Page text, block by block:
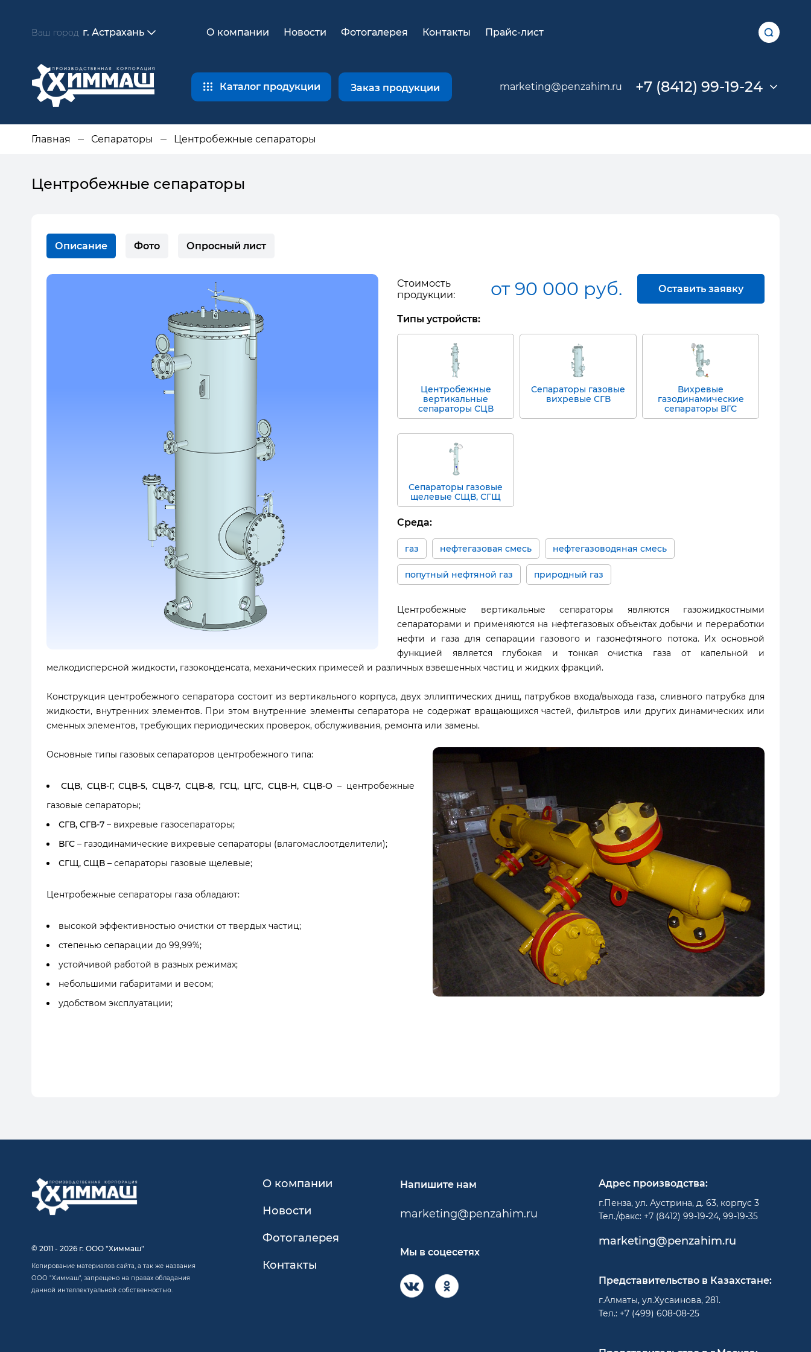
Ваш город г. Астрахань О компании Новости Фотогалерея Контакты Прайс-лист
Каталог продукции Заказ продукции marketing@penzahim.ru +7 (8412) 99-19-24
Главная Сепараторы Центробежные сепараторы
Центробежные сепараторы
Описание Фото Опросный лист
Стоимость
продукции:
от 90 000 руб. Оставить заявку
Типы устройств:
Центробежные
вертикальные
сепараторы СЦВ
Сепараторы газовые
вихревые СГВ
Вихревые
газодинамические
сепараторы ВГС
Сепараторы газовые
щелевые СЩВ, СГЩ
Среда:
газ нефтегазовая смесь нефтегазоводяная смесь
попутный нефтяной газ природный газ
Центробежные вертикальные сепараторы являются газожидкостными
сепараторами и применяются на нефтегазовых объектах добычи и переработки
нефти и газа для сепарации газового и газонефтяного потока. Их основной
функцией является глубокая и тонкая очистка газа от капельной и
мелкодисперсной жидкости, газоконденсата, механических примесей и различных взвешенных частиц и жидких фракций.
Конструкция центробежного сепаратора состоит из вертикального корпуса, двух эллиптических днищ, патрубков входа/выхода газа, сливного патрубка для
жидкости, внутренних элементов. При этом внутренние элементы сепаратора не содержат вращающихся частей, фильтров или других динамических или
сменных элементов, требующих периодических проверок, обслуживания, ремонта или замены.
Основные типы газовых сепараторов центробежного типа:
СЦВ, СЦВ-Г, СЦВ-5, СЦВ-7, СЦВ-8, ГСЦ, ЦГС, СЦВ-Н, СЦВ-О – центробежные
газовые сепараторы;
СГВ, СГВ-7 – вихревые газосепараторы;
ВГС – газодинамические вихревые сепараторы (влагомаслоотделители);
СГЩ, СЩВ – сепараторы газовые щелевые;
Центробежные сепараторы газа обладают:
высокой эффективностью очистки от твердых частиц;
степенью сепарации до 99,99%;
устойчивой работой в разных режимах;
небольшими габаритами и весом;
удобством эксплуатации;
© 2011 - 2026 г. ООО "Химмаш"
Копирование материалов сайта, а так же названия
ООО "Химмаш", запрещено на правах обладания
данной интеллектуальной собственностью.
О компании
Новости
Фотогалерея
Контакты
Напишите нам
marketing@penzahim.ru
Мы в соцесетях
Адрес производства:
г.Пенза, ул. Аустрина, д. 63, корпус 3
Тел./факс: +7 (8412) 99-19-24, 99-19-35
marketing@penzahim.ru
Представительство в Казахстане:
г.Алматы, ул.Хусаинова, 281.
Тел.: +7 (499) 608-08-25